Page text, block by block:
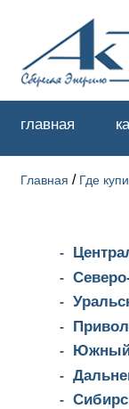
главная
Главная / Где